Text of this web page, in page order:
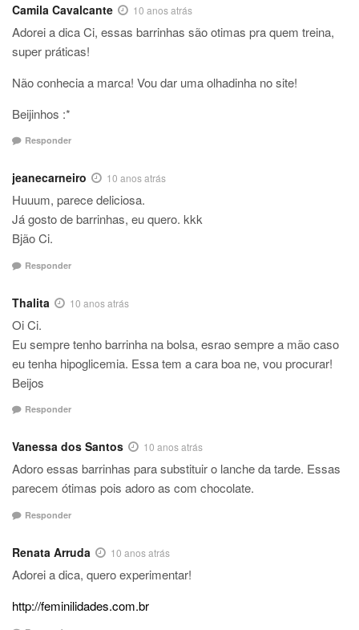
Camila Cavalcante 10 anos atrás
Adorei a dica Ci, essas barrinhas são otimas pra quem treina,
super práticas!
Não conhecia a marca! Vou dar uma olhadinha no site!
Beijinhos :*
Responder
jeanecarneiro 10 anos atrás
Huuum, parece deliciosa.
Já gosto de barrinhas, eu quero. kkk
Bjão Ci.
Responder
Thalita 10 anos atrás
Oi Ci.
Eu sempre tenho barrinha na bolsa, esrao sempre a mão caso
eu tenha hipoglicemia. Essa tem a cara boa ne, vou procurar!
Beijos
Responder
Vanessa dos Santos 10 anos atrás
Adoro essas barrinhas para substituir o lanche da tarde. Essas
parecem ótimas pois adoro as com chocolate.
Responder
Renata Arruda 10 anos atrás
Adorei a dica, quero experimentar!
http://feminilidades.com.br